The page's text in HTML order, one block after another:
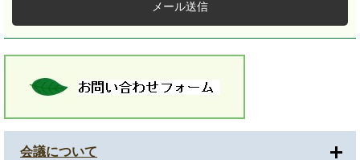
メール送信
会議について